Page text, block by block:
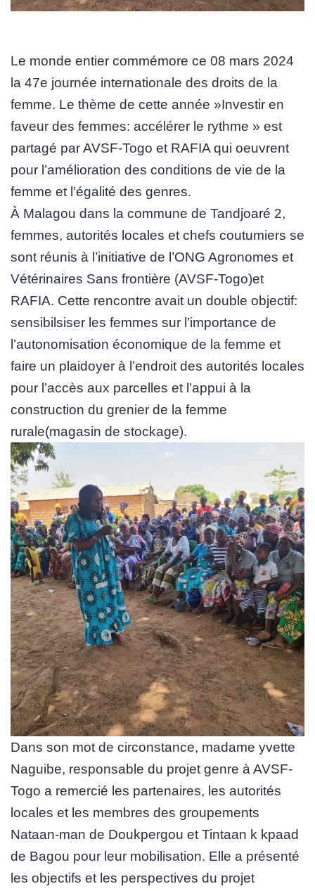
Le monde entier commémore ce 08 mars 2024
la 47e journée internationale des droits de la
femme. Le thème de cette année »Investir en
faveur des femmes: accélérer le rythme » est
partagé par AVSF-Togo et RAFIA qui oeuvrent
pour l’amélioration des conditions de vie de la
femme et l’égalité des genres.
À Malagou dans la commune de Tandjoaré 2,
femmes, autorités locales et chefs coutumiers se
sont réunis à l’initiative de l’ONG Agronomes et
Vétérinaires Sans frontière (AVSF-Togo)et
RAFIA. Cette rencontre avait un double objectif:
sensibilsiser les femmes sur l’importance de
l’autonomisation économique de la femme et
faire un plaidoyer à l’endroit des autorités locales
pour l’accès aux parcelles et l’appui à la
construction du grenier de la femme
rurale(magasin de stockage).
Dans son mot de circonstance, madame yvette
Naguibe, responsable du projet genre à AVSF-
Togo a remercié les partenaires, les autorités
locales et les membres des groupements
Nataan-man de Doukpergou et Tintaan k kpaad
de Bagou pour leur mobilisation. Elle a présenté
les objectifs et les perspectives du projet